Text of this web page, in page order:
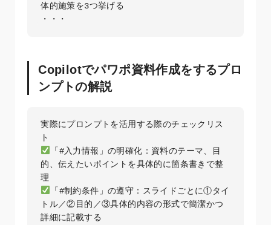
体的施策を3つ挙げる
Copilotでパワポ資料作成をするプロ
ンプトの解説
実際にプロンプトを活用する際のチェックリス
「#入力情報」の明確化：資料のテーマ、目
的、伝えたいポイントを具体的に箇条書きで整
「#制約条件」の遵守：スライドごとに①タイ
トル／②目的／③具体的内容の形式で簡潔かつ